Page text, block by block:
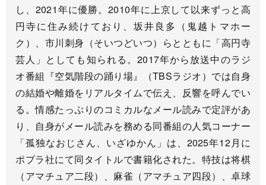
し、2021年に優勝。2010年に上京して以来ずっと高
円寺に住み続けており、坂井良多（鬼越トマホー
ク）、市川刺身（そいつどいつ）らとともに「高円寺
芸人」としても知られる。2017年から放送中のラジ
オ番組『空気階段の踊り場』（TBSラジオ）では自身
の結婚や離婚をリアルタイムで伝え、反響を呼んでい
る。情感たっぷりのコミカルなメール読みで定評があ
り、自身がメール読みを務める同番組の人気コーナー
「孤独なおじさん、いざゆかん」は、2025年12月に
ポプラ社にて同タイトルで書籍化された。特技は将棋
（アマチュア二段）、麻雀（アマチュア四段）、卓球